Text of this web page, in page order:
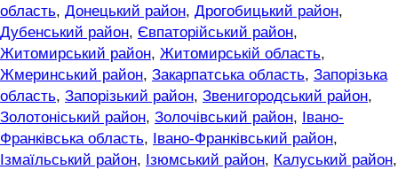
область, Донецький район, Дрогобицький район,
Дубенський район, Євпаторійський район,
Житомирський район, Житомирській область,
Жмеринський район, Закарпатська область, Запорізька
область, Запорізький район, Звенигородський район,
Золотоніський район, Золочівський район,
Івано-
Франківська область, Івано-Франківський район,
Ізмаїльський район, Ізюмський район, Калуський район,